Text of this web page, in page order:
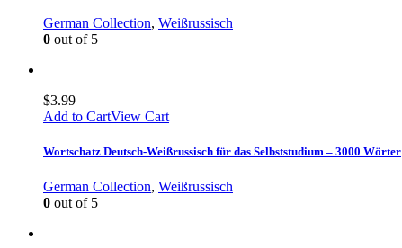
German Collection, Weißrussisch
0 out of 5
$3.99
Add to CartView Cart
Wortschatz Deutsch-Weißrussisch für das Selbststudium – 3000 Wörter
German Collection, Weißrussisch
0 out of 5